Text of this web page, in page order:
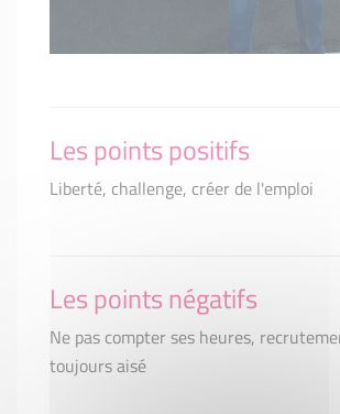
Les points positifs
Liberté, challenge, créer de l'emploi
Les points négatifs
Ne pas compter ses heures,
toujours aisé